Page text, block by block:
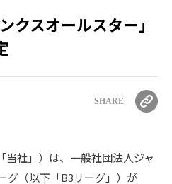
クスオールスター」
SHARE
社」）は、一般社団法人ジャ
グ（以下「B3リーグ」）が